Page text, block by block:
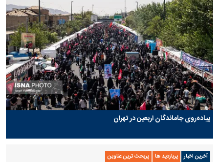
پیاده‌روی جاماندگان اربعین در تهران
آخرین اخبار پربازدید ها پربحث ترین عناوین